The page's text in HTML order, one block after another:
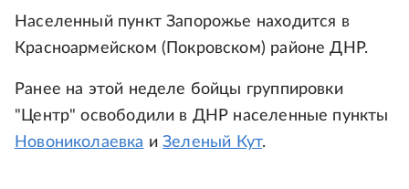
Населенный пункт Запорожье находится в
Красноармейском (Покровском) районе ДНР.
Ранее на этой неделе бойцы группировки
"Центр" освободили в ДНР населенные пункты
Новониколаевка иЗеленый Кут.